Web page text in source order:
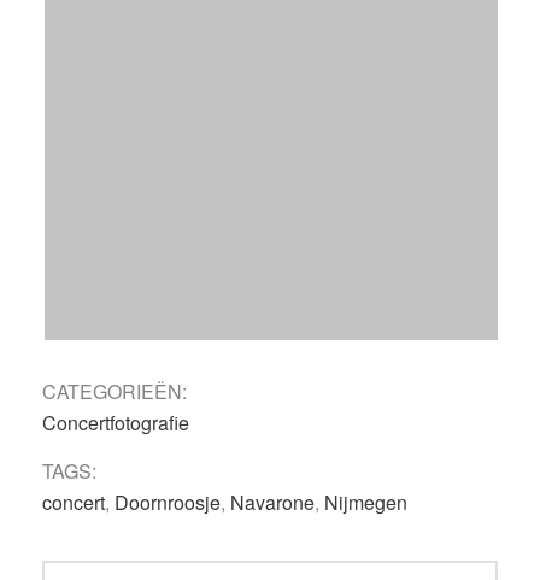
CATEGORIEËN:
Concertfotografie
TAGS:
concert, Doornroosje, Navarone, Nijmegen